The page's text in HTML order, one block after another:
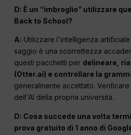
D: È un “imbroglio” utilizzare
Back to School?
A: Utilizzare l'intelligenza
saggio è una scorrettezza
questi pacchetti per delineare,
(Otter.ai) e controllare la
generalmente accettato.
dell'AI della propria università.
D: Cosa succede una volta
prova gratuito di 1 anno di